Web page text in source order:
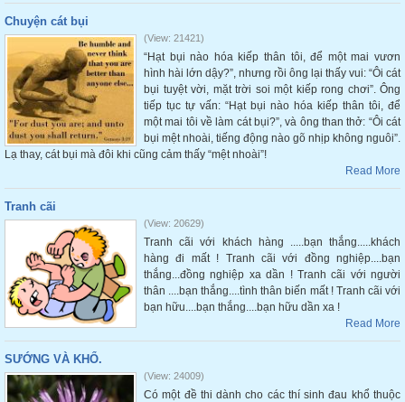
Chuyện cát bụi
(View: 21421)
“Hạt bụi nào hóa kiếp thân tôi, để một mai vươn
hình hài lớn dậy?”, nhưng rồi ông lại thấy vui: “Ôi cát
bụi tuyệt vời, mặt trời soi một kiếp rong chơi”. Ông
tiếp tục tự vấn: “Hạt bụi nào hóa kiếp thân tôi, để
một mai tôi về làm cát bụi?”, và ông than thở: “Ôi cát
bụi mệt nhoài, tiếng động nào gõ nhịp không nguôi”.
Lạ thay, cát bụi mà đôi khi cũng cảm thấy “mệt nhoài”!
Read More
Tranh cãi
(View: 20629)
Tranh cãi với khách hàng .....bạn thắng.....khách
hàng đi mất ! Tranh cãi với đồng nghiệp....bạn
thắng...đồng nghiệp xa dần ! Tranh cãi với người
thân ....bạn thắng....tình thân biến mất ! Tranh cãi với
bạn hữu....bạn thắng....bạn hữu dần xa !
Read More
SƯỚNG VÀ KHỔ.
(View: 24009)
Có một đề thi dành cho các thí sinh đau khổ thuộc